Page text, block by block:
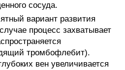
сосуда.
вариант развития
процесс захватывает
тромбофлебит).
вен увеличивается